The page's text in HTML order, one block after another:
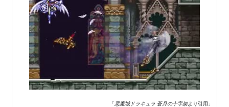
「悪魔城ドラキュラ 蒼月の十字架より引用」